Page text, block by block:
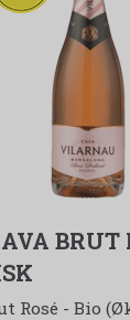
BRUT
Rosé - Bio